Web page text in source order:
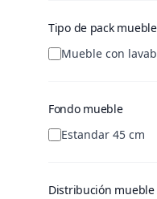
Tipo de pack mueble
Mueble con
Fondo mueble
Estandar 45 cm
Distribución mueble